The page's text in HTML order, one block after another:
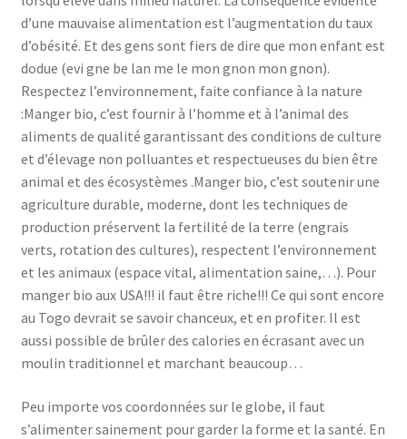
d’une mauvaise alimentation est l’augmentation du taux
d’obésité. Et des gens sont fiers de dire que mon enfant est
dodue (evi gne be lan me le mon gnon mon gnon).
Respectez l’environnement, faite confiance à la nature
:Manger bio, c’est fournir à l’homme et à l’animal des
aliments de qualité garantissant des conditions de culture
et d’élevage non polluantes et respectueuses du bien être
animal et des écosystèmes .Manger bio, c’est soutenir une
agriculture durable, moderne, dont les techniques de
production préservent la fertilité de la terre (engrais
verts, rotation des cultures), respectent l’environnement
et les animaux (espace vital, alimentation saine,…). Pour
manger bio aux USA!!! il faut être riche!!! Ce qui sont encore
au Togo devrait se savoir chanceux, et en profiter. Il est
aussi possible de brûler des calories en écrasant avec un
moulin traditionnel et marchant beaucoup…
Peu importe vos coordonnées sur le globe, il faut
s’alimenter sainement pour garder la forme et la santé. En